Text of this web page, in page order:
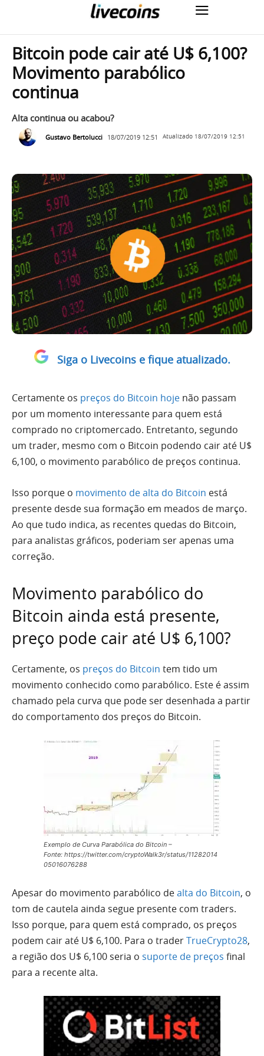
Bitcoin pode cair até U$ 6,100?
Movimento parabólico
continua
Alta continua ou acabou?
Gustavo Bertolucci 18/07/2019 12:51 Atualizado 18/07/2019 12:51
Siga o Livecoins e fique atualizado.
Certamente os preços do Bitcoin hoje não passam
por um momento interessante para quem está
comprado no criptomercado. Entretanto, segundo
um trader, mesmo com o Bitcoin podendo cair até U$
6,100, o movimento parabólico de preços continua.
Isso porque o movimento de alta do Bitcoin está
presente desde sua formação em meados de março.
Ao que tudo indica, as recentes quedas do Bitcoin,
para analistas gráficos, poderiam ser apenas uma
correção.
Movimento parabólico do
Bitcoin ainda está presente,
preço pode cair até U$ 6,100?
Certamente, os preços do Bitcoin tem tido um
movimento conhecido como parabólico. Este é assim
chamado pela curva que pode ser desenhada a partir
do comportamento dos preços do Bitcoin.
Exemplo de Curva Parabólica do Bitcoin –
Fonte: https://twitter.com/cryptoWalk3r/status/11282014
05016076288
Apesar do movimento parabólico dealta do Bitcoin, o
tom de cautela ainda segue presente com traders.
Isso porque, para quem está comprado, os preços
podem cair até U$ 6,100. Para o traderTrueCrypto28,
a região dos U$ 6,100 seria o suporte de preços final
para a recente alta.